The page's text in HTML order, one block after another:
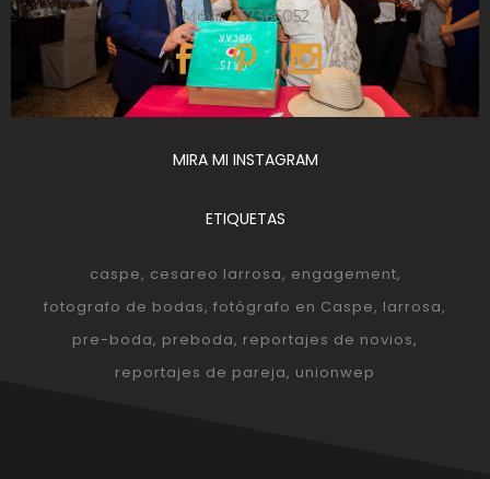
Móvil: 657366052
MIRA MI INSTAGRAM
ETIQUETAS
caspe cesareo larrosa engagement
fotografo de bodas fotógrafo en Caspe larrosa
pre-boda preboda reportajes de novios
reportajes de pareja unionwep